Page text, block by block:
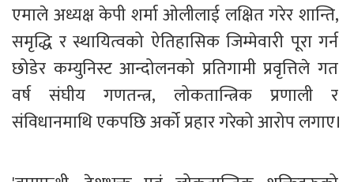
एमाले अध्यक्ष केपी शर्मा ओलीलाई लक्षित गरेर शान्ति,
समृद्धि र स्थायित्वको ऐतिहासिक जिम्मेवारी पूरा गर्न
छोडेर कम्युनिस्ट आन्दोलनको प्रतिगामी प्रवृत्तिले गत
वर्ष संघीय गणतन्त्र, लोकतान्त्रिक प्रणाली र
संविधानमाथि एकपछि अर्को प्रहार गरेको आरोप लगाए।